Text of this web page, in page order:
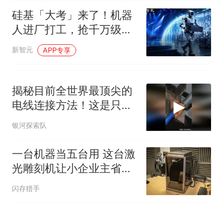
硅基「大考」来了！机器
人进厂打工，抢千万级实
景订单
新智元 APP专享
揭秘目前全世界最顶尖的
电线连接方法！这是只需
要一秒钟就能搞定
银河探索队
一台机器当五台用 这台激
光雕刻机让小企业主省下
空间和成本
闪存猎手